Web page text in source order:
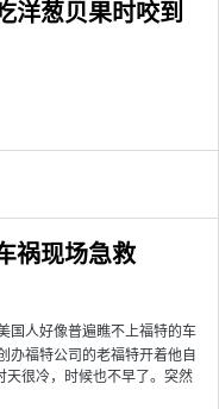
洋葱贝果时咬到
祸现场急救
国人好像普遍瞧不上福特的车
办福特公司的老福特开着他自
天很冷，时候也不早了。突然